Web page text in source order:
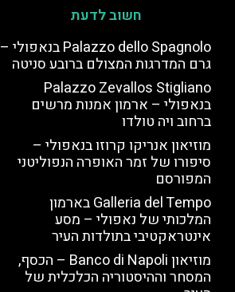
חשוב לדעת
Palazzo dello Spagnolo בנאפולי –
גרם המדרגות המצולם ברובע סניטה
Palazzo Zevallos Stigliano
בנאפולי – ארמון אמנות מרשים
ברחוב ויה טולדו
מוזיאון אנריקו קרוזו בנאפולי –
סיפורו של זמר האופרה הנפוליטני
המפורסם
Galleria del Tempo בארמון
המלכותי של נאפולי – מסע
אינטראקטיבי בתולדות העיר
מוזיאון Banco di Napoli – הכסף,
המסחר וההיסטוריה הכלכלית של